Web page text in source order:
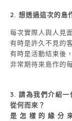
2. 想透過這次的島
每次實際人與人見
有時是許久不見的
有時是活動結束後
非常期待來島作的
3. 請為我們介紹一
從何而來？
是怎樣的緣分